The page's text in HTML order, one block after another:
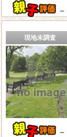
－
現地未調査
－